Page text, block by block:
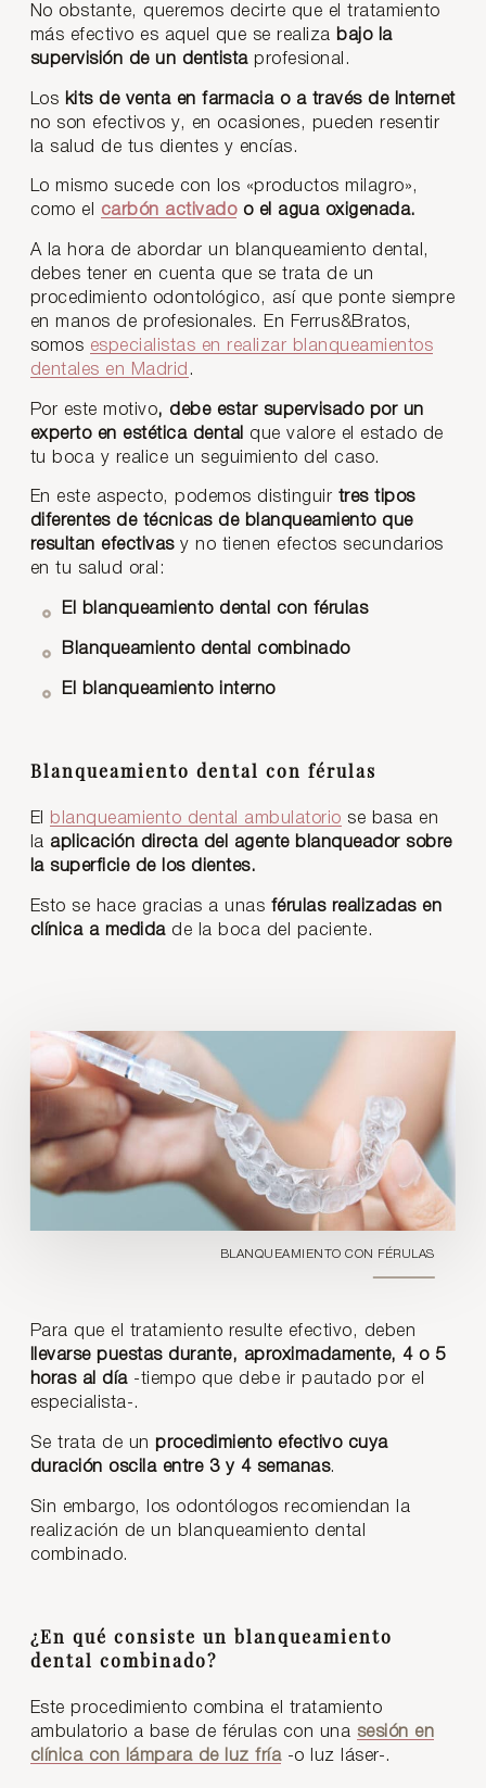
No obstante, queremos decirte que el tratamiento
más efectivo es aquel que se realiza bajo la
supervisión de un dentistaprofesional.
Los kits de venta en farmacia o a través de Internet
no son efectivos y, en ocasiones, pueden resentir
la salud de tus dientes y encías.
Lo mismo sucede con los «productos milagro»,
como el carbón activadoo el agua oxigenada.
A la hora de abordar un blanqueamiento dental,
debes tener en cuenta que se trata de un
procedimiento odontológico, así que ponte siempre
en manos de profesionales. En Ferrus&Bratos,
somos especialistas en realizar blanqueamientos
dentales en Madrid .
Por este motivo, debe estar supervisado por un
experto en estética dental que valore el estado de
tu boca y realice un seguimiento del caso.
En este aspecto, podemos distinguir tres tipos
diferentes de técnicas de blanqueamiento que
resultan efectivasy no tienen efectos secundarios
en tu salud oral:
El blanqueamiento dental con férulas
Blanqueamiento dental combinado
El blanqueamiento interno
Blanqueamiento dental con férulas
El blanqueamiento dental ambulatorio se basa en
la aplicación directa del agente blanqueador sobre
la superficie de los dientes.
Esto se hace gracias a unas férulas realizadas en
clínica a medidade la boca del paciente.
BLANQUEAMIENTO CON FÉRULAS
Para que el tratamiento resulte efectivo, deben
llevarse puestas durante, aproximadamente, 4 o 5
horas al día-tiempo que debe ir pautado por el
especialista-.
Se trata de un procedimiento efectivo cuya
duración oscila entre 3 y 4 semanas.
Sin embargo, los odontólogos recomiendan la
realización de un blanqueamiento dental
combinado.
¿En qué consiste un blanqueamiento
dental combinado?
Este procedimiento combina el tratamiento
ambulatorio a base de férulas con una sesión en
clínica con lámpara de luz fría-o luz láser-.